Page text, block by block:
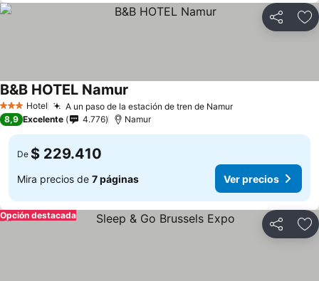
Compartir
3 Estrellas
Hotel A un paso de la estación de tren de Namur
B&B HOTEL Namur
8,9 Excelente 4.776 Namur
De $ 229.410
Mira precios de 7 páginas Ver precios
Compartir
Opción destacada